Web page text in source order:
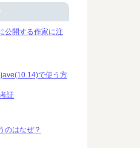
公開する作家に注
で使う方
証
のはなぜ？